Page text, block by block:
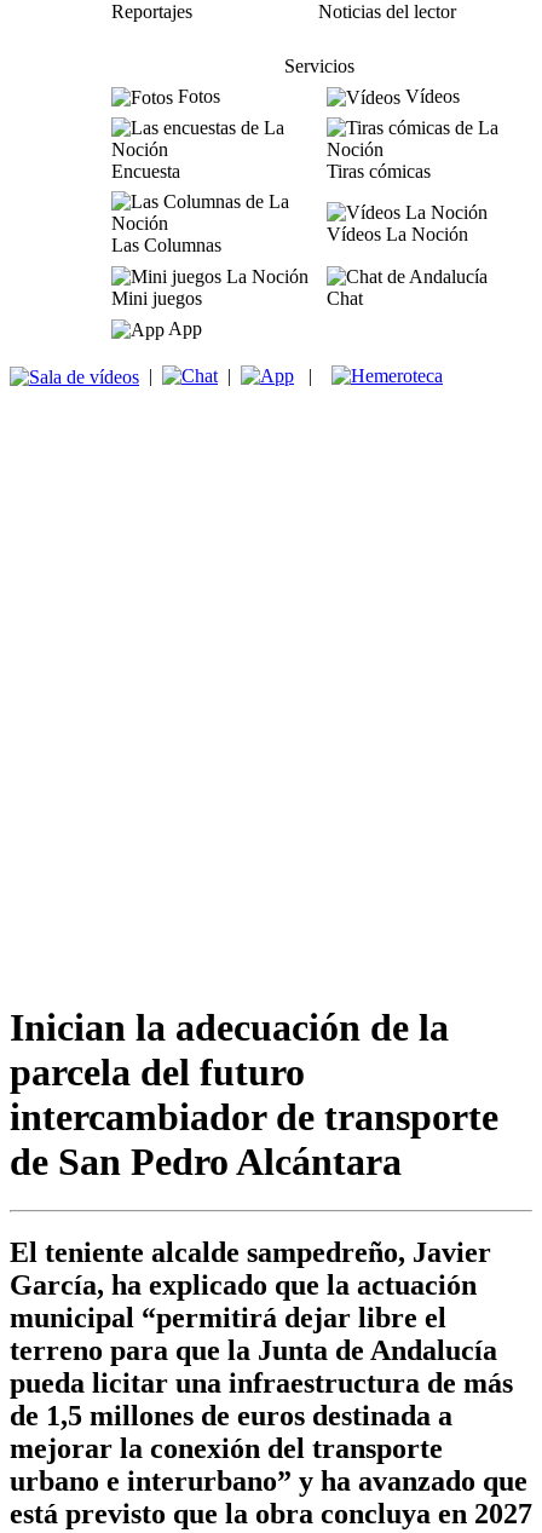
Reportajes
Noticias del lector
Servicios
Fotos
Vídeos
Encuesta Tiras cómicas
Las Columnas
Vídeos La Noción
Mini juegos
Chat
App
| | |
Inician la adecuación de la
parcela del futuro
intercambiador de transporte
de San Pedro Alcántara
El teniente alcalde sampedreño, Javier
García, ha explicado que la actuación
municipal “permitirá dejar libre el
terreno para que la Junta de Andalucía
pueda licitar una infraestructura de más
de 1,5 millones de euros destinada a
mejorar la conexión del transporte
urbano e interurbano” y ha avanzado que
está previsto que la obra concluya en 2027